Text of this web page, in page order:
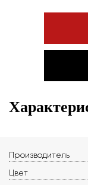
Производитель
Цвет